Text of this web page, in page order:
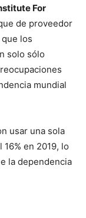
For
de proveedor
los
solo sólo
mundial
usar una sola
en 2019, lo
la dependencia